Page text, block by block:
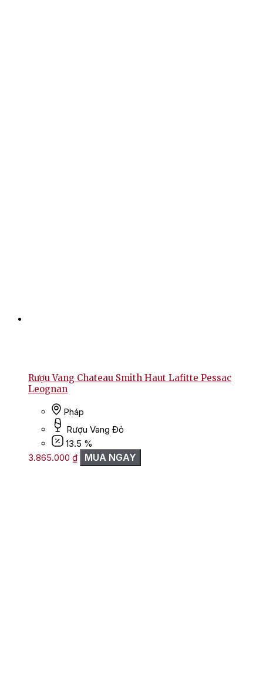
Rượu Vang Chateau Smith Haut Lafitte Pessac
Leognan
Pháp
Rượu Vang Đỏ
13.5 %
3.865.000 ₫ MUA NGAY